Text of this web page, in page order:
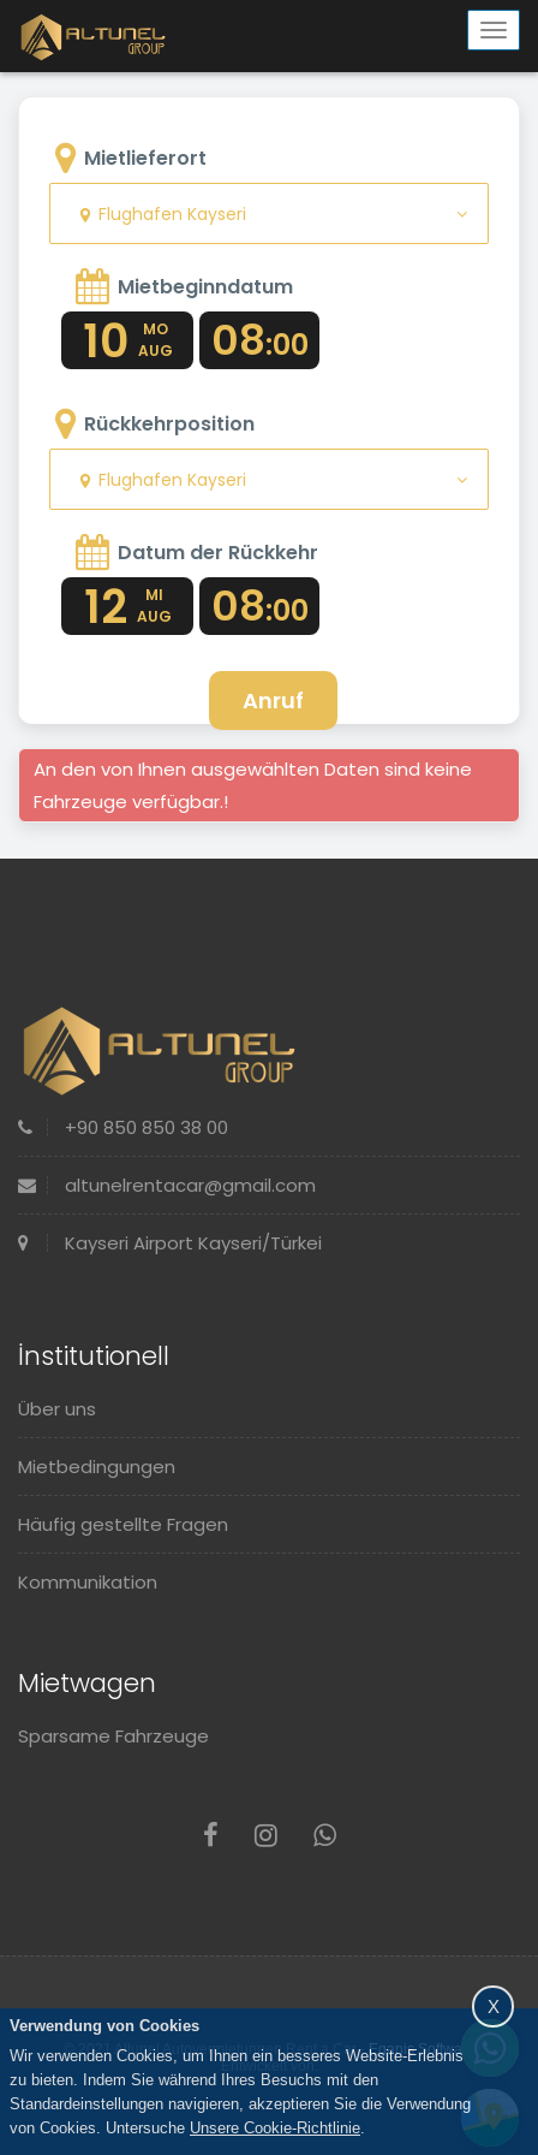
Mietlieferort
Flughafen Kayseri
Mietbeginndatum
10
MO
AUG
08:00
Rückkehrposition
Flughafen Kayseri
Datum der Rückkehr
12
MI
AUG
08:00
Anruf
An den von Ihnen ausgewählten Daten sind keine
Fahrzeuge verfügbar.!
+90 850 850 38 00
altunelrentacar@gmail.com
Kayseri Airport Kayseri/Türkei
İnstitutionell
Über uns
Mietbedingungen
Häufig gestellte Fragen
Kommunikation
Mietwagen
Sparsame Fahrzeuge
© 2021 Altunel Autovermietungen Rent a Car -Eganis Software
Entwickelt von.
Verwendung von Cookies
Wir verwenden Cookies, um Ihnen ein besseres Website-Erlebnis
zu bieten. Indem Sie während Ihres Besuchs mit den
Standardeinstellungen navigieren, akzeptieren Sie die Verwendung
von Cookies. Untersuche Unsere Cookie-Richtlinie.
X